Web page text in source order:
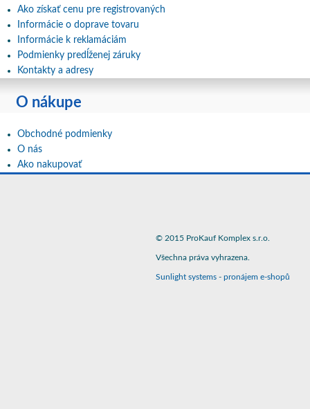
Ako získať cenu pre registrovaných
Informácie o doprave tovaru
Informácie k reklamáciám
Podmienky predĺženej záruky
Kontakty a adresy
O nákupe
Obchodné podmienky
O nás
Ako nakupovať
© 2015 ProKauf Komplex s.r.o.
Všechna práva vyhrazena.
Sunlight systems - pronájem e-shopů